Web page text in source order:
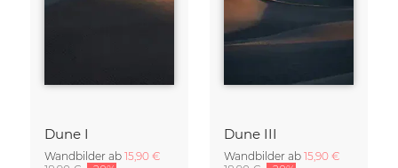
Dune I
Wandbilder ab 15,90 €
Dune III
Wandbilder ab 15,90 €